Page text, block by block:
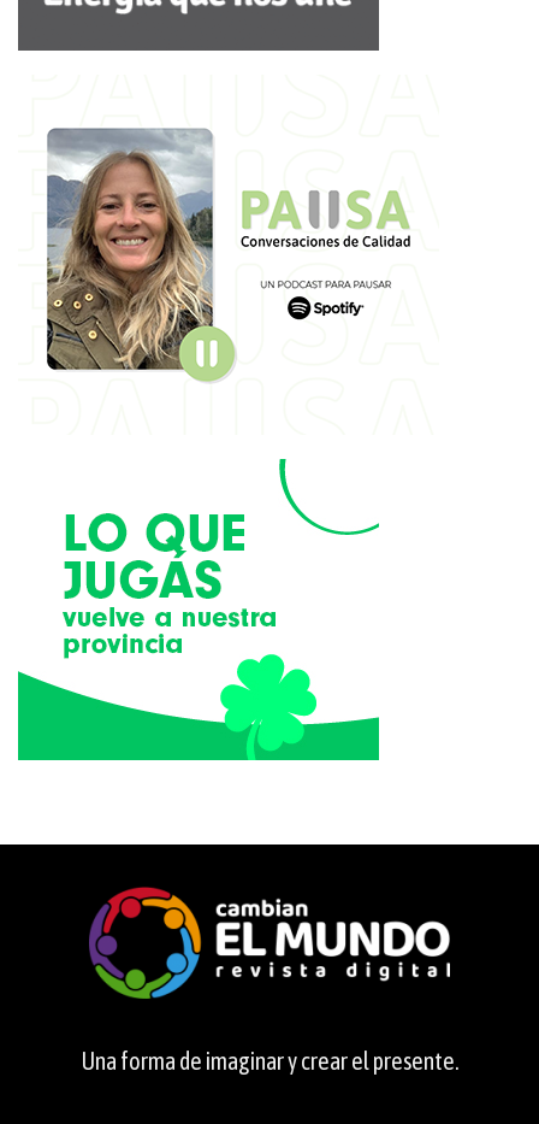
Una forma de imaginar y crear el presente.